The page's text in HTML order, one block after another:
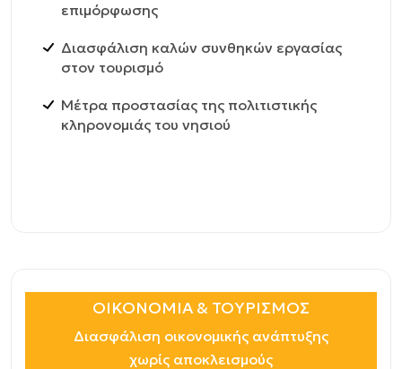
επιμόρφωσης
Διασφάλιση καλών συνθηκών εργασίας
στον τουρισμό
Μέτρα προστασίας της πολιτιστικής
κληρονομιάς του νησιού
OIKONOMIA & TOΥΡΙΣΜΟΣ
Διασφάλιση οικονομικής ανάπτυξης
χωρίς αποκλεισμούς